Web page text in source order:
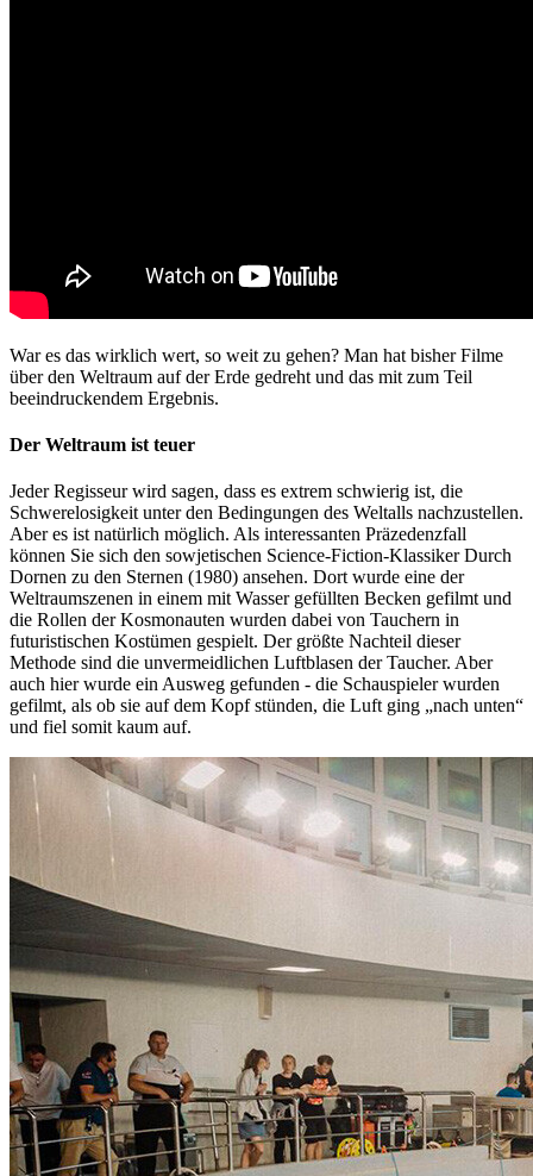
War es das wirklich wert, so weit zu gehen? Man hat bisher Filme
über den Weltraum auf der Erde gedreht und das mit zum Teil
beeindruckendem Ergebnis.
Der Weltraum ist teuer
Jeder Regisseur wird sagen, dass es extrem schwierig ist, die
Schwerelosigkeit unter den Bedingungen des Weltalls nachzustellen.
Aber es ist natürlich möglich. Als interessanten Präzedenzfall
können Sie sich den sowjetischen Science-Fiction-Klassiker Durch
Dornen zu den Sternen (1980) ansehen. Dort wurde eine der
Weltraumszenen in einem mit Wasser gefüllten Becken gefilmt und
die Rollen der Kosmonauten wurden dabei von Tauchern in
futuristischen Kostümen gespielt. Der größte Nachteil dieser
Methode sind die unvermeidlichen Luftblasen der Taucher. Aber
auch hier wurde ein Ausweg gefunden - die Schauspieler wurden
gefilmt, als ob sie auf dem Kopf stünden, die Luft ging „nach unten“
und fiel somit kaum auf.